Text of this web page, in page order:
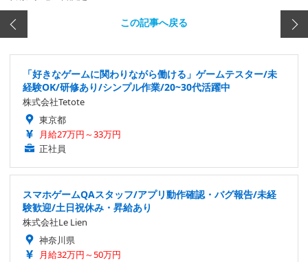
この記事へ戻る
「好きなゲームに関わりながら働ける」ゲームテスター/未
経験OK/研修あり/シンプル作業/20~30代活躍中
株式会社Tetote
東京都
月給27万円～33万円
正社員
スマホゲームQAスタッフ/アプリ動作確認・バグ報告/未経
験歓迎/土日祝休み・昇給あり
株式会社Le Lien
神奈川県
月給32万円～50万円